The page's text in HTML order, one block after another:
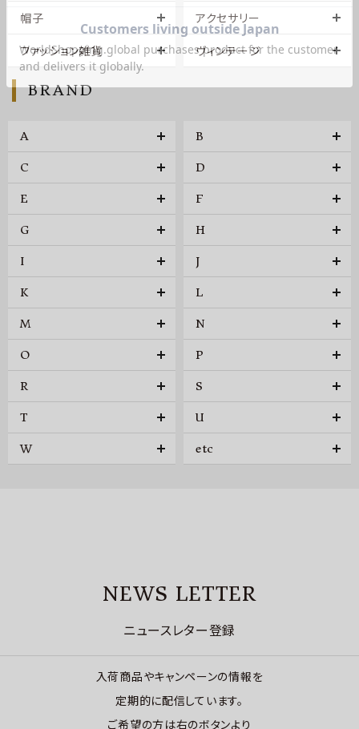
帽子 アクセサリー
ファッション雑貨 ヴィンテージ
BRAND
A B
C D
E F
G H
I J
K L
M N
O P
R S
T U
W etc
NEWS LETTER
ニュースレター登録
入荷商品やキャンペーンの情報を
定期的に配信しています。
ご希望の方は右のボタンより